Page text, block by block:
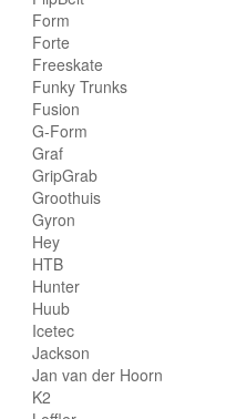
Form
Forte
Freeskate
Funky Trunks
Fusion
G-Form
Graf
GripGrab
Groothuis
Gyron
Hey
HTB
Hunter
Huub
Icetec
Jackson
Jan van der Hoorn
K2